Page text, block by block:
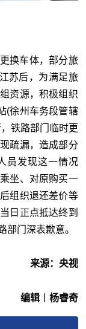
换车体，部分旅
苏后，为满足旅
资源，积极组织
(徐州车务段管辖
铁路部门临时更
疏漏，造成部分
员发现这一情况
坐、对原购买一
组织退还差价等
日正点抵达终到
部门深表歉意。
来源：央视
编辑︱杨睿奇